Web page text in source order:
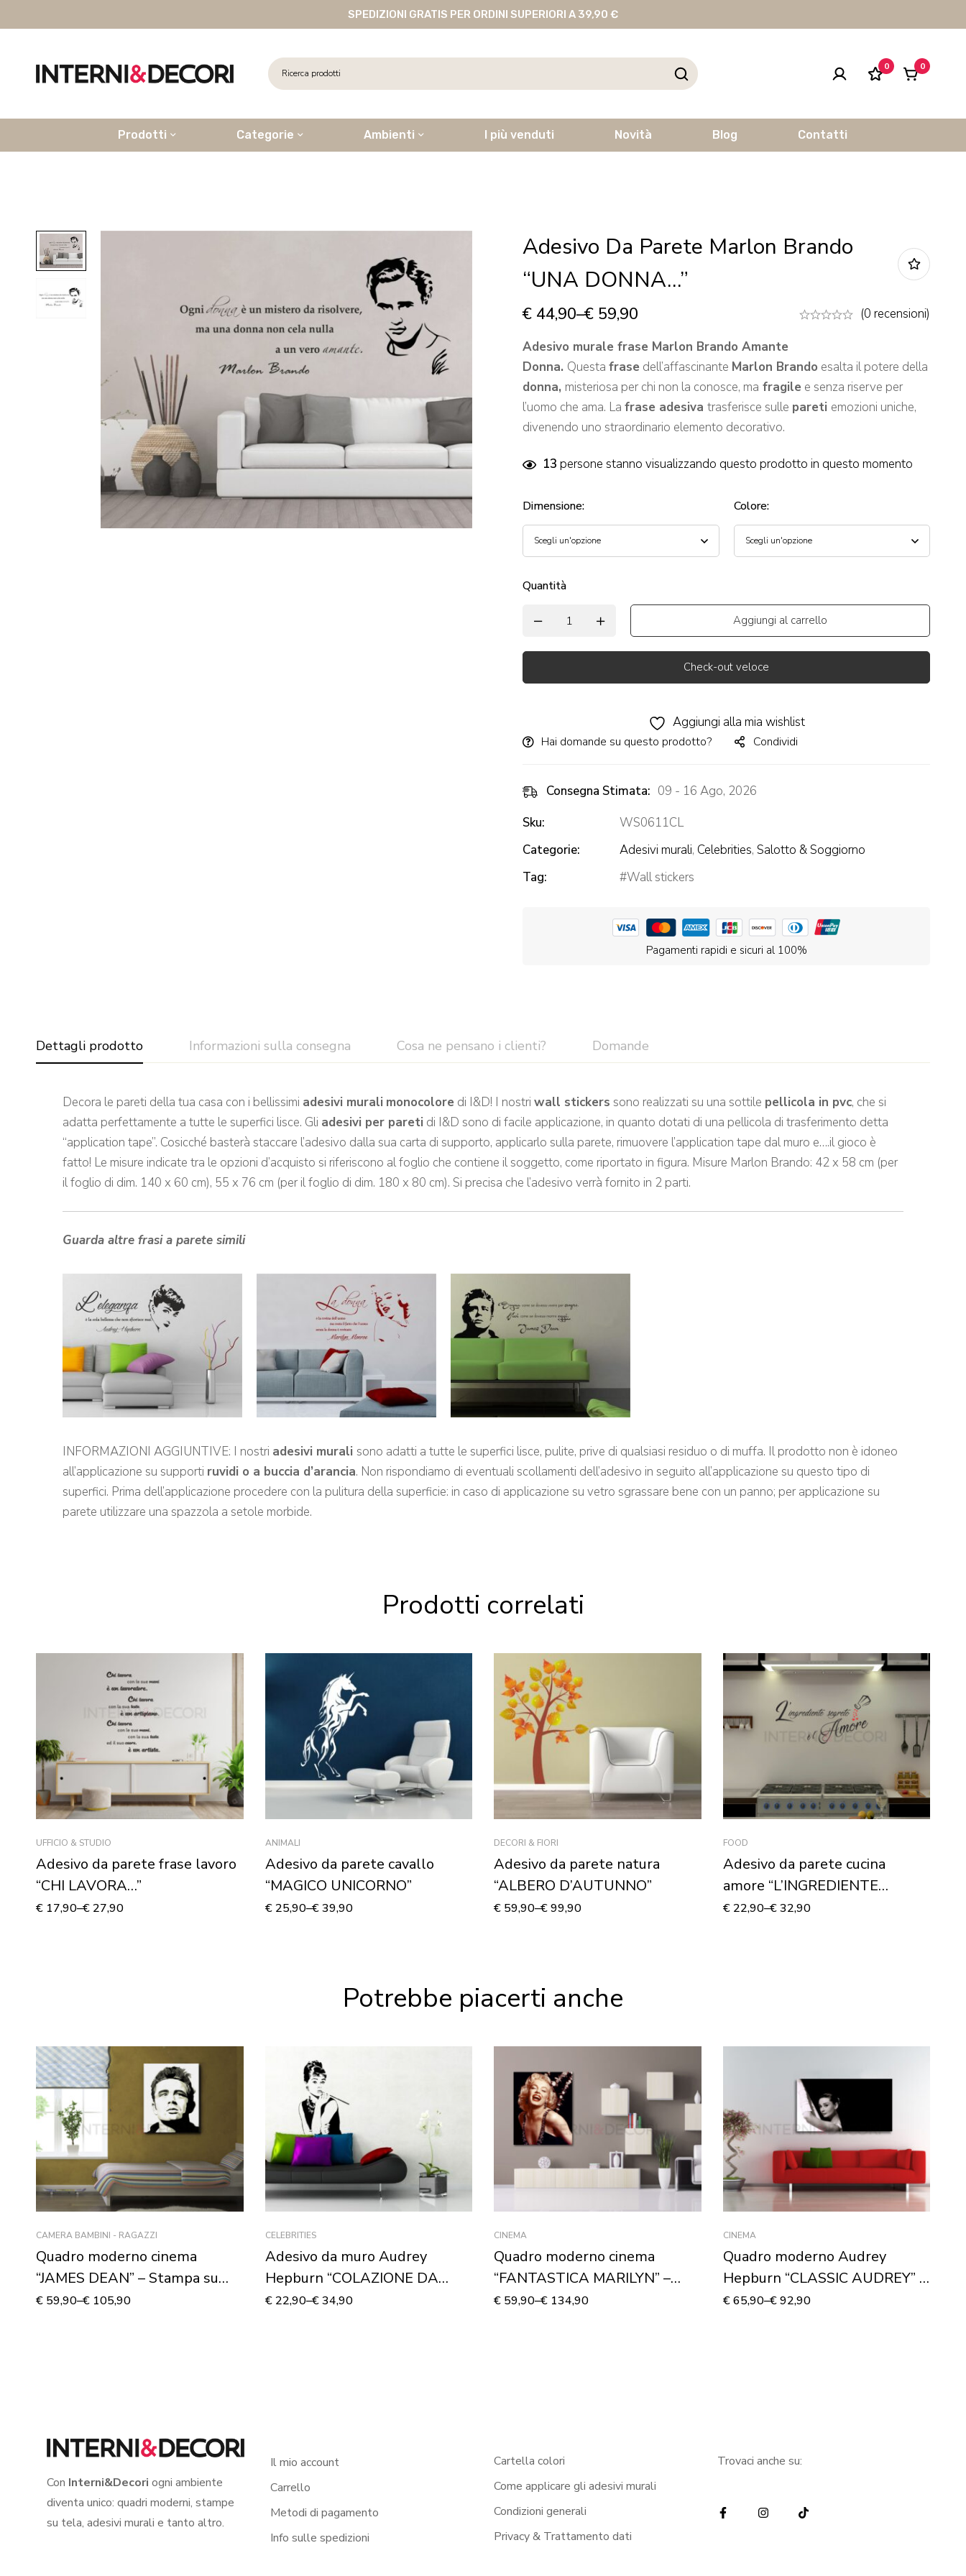
SPEDIZIONI GRATIS PER ORDINI SUPERIORI A 39,90 €
0 0
Prodotti Categorie Ambienti I più venduti Novità Blog Contatti
Adesivo Da Parete Marlon Brando
“UNA DONNA…”
€ 44,90–€ 59,90
(0 recensioni)
Adesivo murale frase Marlon Brando Amante
Donna. Questa frase dell’affascinante Marlon Brando esalta il potere della
donna, misteriosa per chi non la conosce, ma fragile e senza riserve per
l’uomo che ama. La frase adesiva trasferisce sulle pareti emozioni uniche,
divenendo uno straordinario elemento decorativo.
13 persone stanno visualizzando questo prodotto in questo momento
Dimensione: Colore:
Quantità
Aggiungi al carrello
Check-out veloce
Aggiungi alla mia wishlist
Hai domande su questo prodotto? Condividi
Consegna Stimata: 09 - 16 Ago, 2026
Sku:
WS0611CL
Categorie:
Adesivi murali, Celebrities, Salotto & Soggiorno
Tag:
Wall stickers
Pagamenti rapidi e sicuri al 100%
Dettagli prodotto Informazioni sulla consegna Cosa ne pensano i clienti? Domande
Decora le pareti della tua casa con i bellissimi adesivi murali monocolore di I&D! I nostri wall stickers sono realizzati su una sottile pellicola in pvc, che si
adatta perfettamente a tutte le superfici lisce. Gli adesivi per pareti di I&D sono di facile applicazione, in quanto dotati di una pellicola di trasferimento detta
“application tape”. Cosicché basterà staccare l’adesivo dalla sua carta di supporto, applicarlo sulla parete, rimuovere l’application tape dal muro e….il gioco è
fatto! Le misure indicate tra le opzioni d’acquisto si riferiscono al foglio che contiene il soggetto, come riportato in figura. Misure Marlon Brando: 42 x 58 cm (per
il foglio di dim. 140 x 60 cm), 55 x 76 cm (per il foglio di dim. 180 x 80 cm). Si precisa che l’adesivo verrà fornito in 2 parti.
Guarda altre frasi a parete simili
INFORMAZIONI AGGIUNTIVE: I nostri adesivi murali sono adatti a tutte le superfici lisce, pulite, prive di qualsiasi residuo o di muffa. Il prodotto non è idoneo
all’applicazione su supporti ruvidi o a buccia d’arancia. Non rispondiamo di eventuali scollamenti dell’adesivo in seguito all’applicazione su questo tipo di
superfici. Prima dell’applicazione procedere con la pulitura della superficie: in caso di applicazione su vetro sgrassare bene con un panno; per applicazione su
parete utilizzare una spazzola a setole morbide.
Prodotti correlati
UFFICIO & STUDIO
Adesivo da parete frase lavoro
“CHI LAVORA…”
€ 17,90–€ 27,90
ANIMALI
Adesivo da parete cavallo
“MAGICO UNICORNO”
€25,90–€39,90
DECORI & FIORI
Adesivo da parete natura
“ALBERO D’AUTUNNO”
€ 59,90–€99,90
FOOD
Adesivo da parete cucina
amore “L’INGREDIENTE
SEGRETO”
€22,90–€32,90
Potrebbe piacerti anche
CAMERA BAMBINI - RAGAZZI
Quadro moderno cinema
“JAMES DEAN” – Stampa su
tela
€ 59,90–€ 105,90
CELEBRITIES
Adesivo da muro Audrey
Hepburn “COLAZIONE DA
TIFFANY”
€22,90–€34,90
CINEMA
Quadro moderno cinema
“FANTASTICA MARILYN” –
Stampa su tela
€ 59,90–€ 134,90
CINEMA
Quadro moderno Audrey
Hepburn “CLASSIC AUDREY” –
Stampa su tela
€65,90–€92,90
Con Interni&Decori ogni ambiente
diventa unico: quadri moderni, stampe
su tela, adesivi murali e tanto altro.
Il mio account
Carrello
Metodi di pagamento
Info sulle spedizioni
Cartella colori
Come applicare gli adesivi murali
Condizioni generali
Privacy & Trattamento dati
Trovaci anche su: